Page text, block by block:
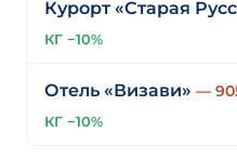
Курорт «Старая
КГ −10%
Отель «Визави» —
КГ −10%